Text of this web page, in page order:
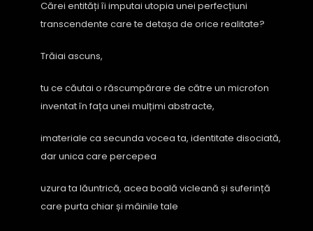
Cărei entități îi imputai utopia unei perfecțiuni
transcendente care te detașa de orice realitate?
Trăiai ascuns,
tu ce căutai o răscumpărare de către un microfon
inventat în fața unei mulțimi abstracte,
imateriale ca secunda vocea ta, identitate disociată,
dar unica care percepea
uzura ta lăuntrică, acea boală vicleană și suferință
care purta chiar și mâinile tale